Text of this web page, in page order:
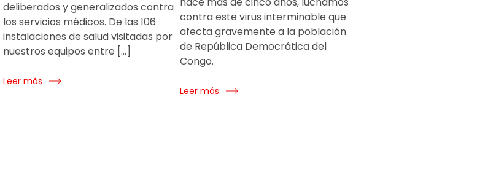
deliberados y generalizados contra
los servicios médicos. De las 106
instalaciones de salud visitadas por
nuestros equipos entre […]
Leer más
contra este virus interminable que
afecta gravemente a la población
de República Democrática del
Congo.
Leer más